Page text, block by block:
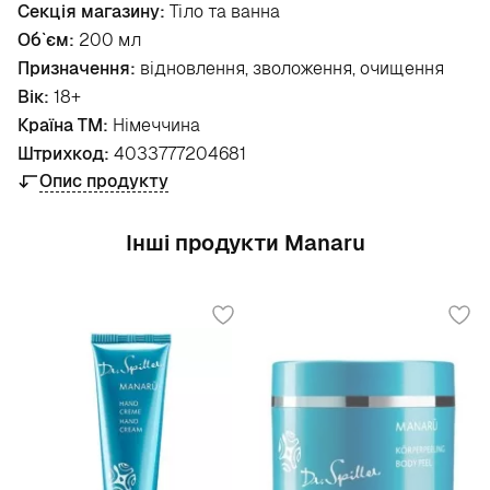
Секція магазину: Тіло та ванна
Об`єм: 200 мл
Призначення: відновлення, зволоження, очищення
Вік: 18+
Країна ТМ: Німеччина
Штрихкод: 4033777204681
Опис продукту
Інші продукти Manaru